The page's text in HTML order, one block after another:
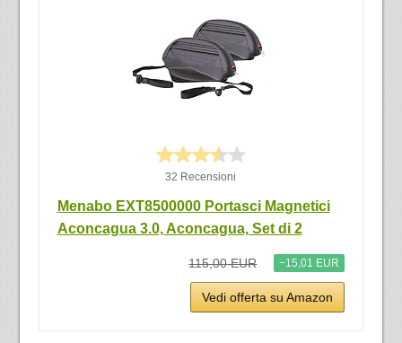
32 Recensioni
Menabo EXT8500000 Portasci Magnetici
Aconcagua 3.0, Aconcagua, Set di 2
115,00 EUR −15,01 EUR
Vedi offerta su Amazon